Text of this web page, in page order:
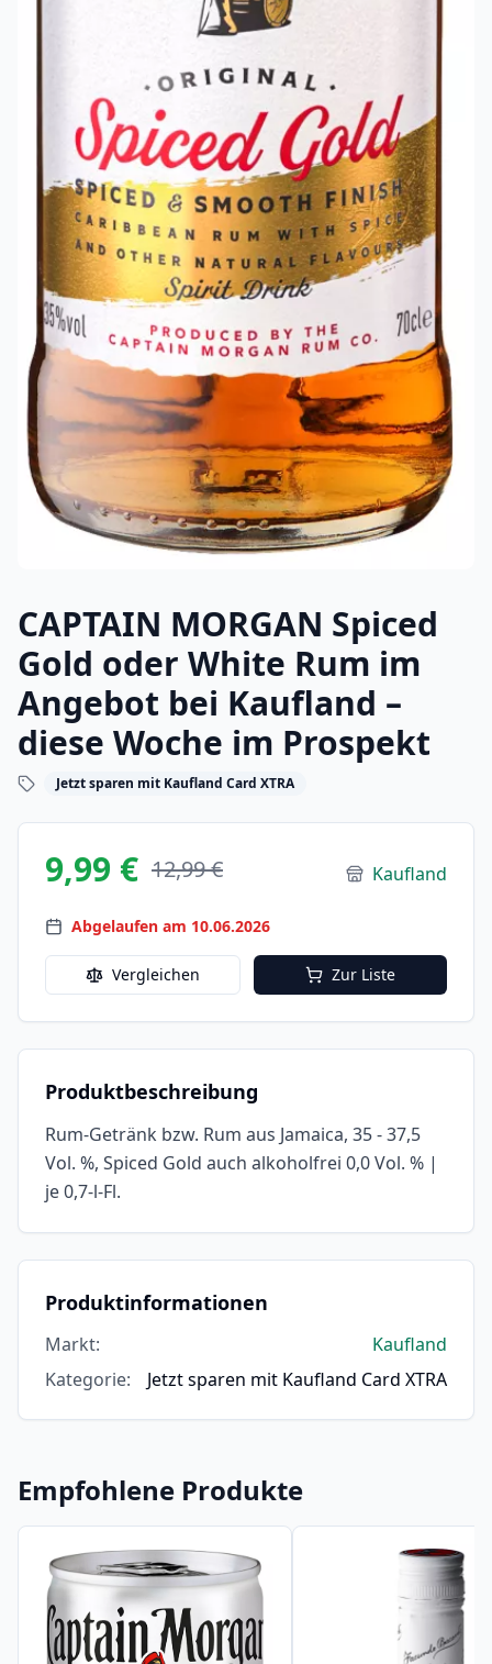
CAPTAIN MORGAN Spiced
Gold oder White Rum im
Angebot bei Kaufland –
diese Woche im Prospekt
Jetzt sparen mit Kaufland Card XTRA
9,99 € 12,99 € Kaufland
Abgelaufen am 10.06.2026
Vergleichen Zur Liste
Produktbeschreibung
Rum-Getränk bzw. Rum aus Jamaica, 35 - 37,5
Vol. %, Spiced Gold auch alkoholfrei 0,0 Vol. % |
je 0,7-l-Fl.
Produktinformationen
Markt:
Kaufland
Kategorie: Jetzt sparen mit Kaufland Card XTRA
Empfohlene Produkte